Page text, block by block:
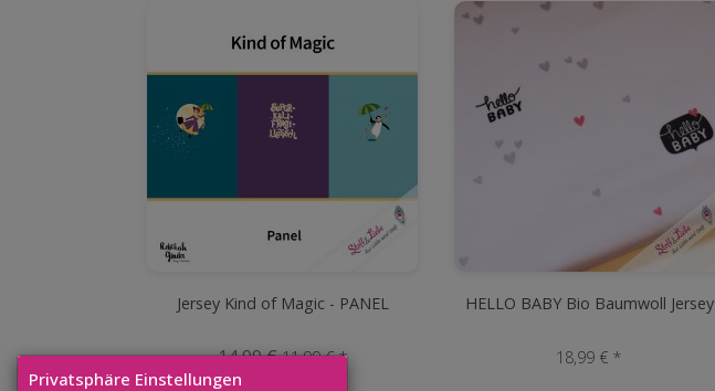
Privatsphäre Einstellungen
Jersey Kind of Magic - PANEL
14,99 € 11,99 € *
HELLO BABY Bio Baumwoll Jersey
18,99 € *